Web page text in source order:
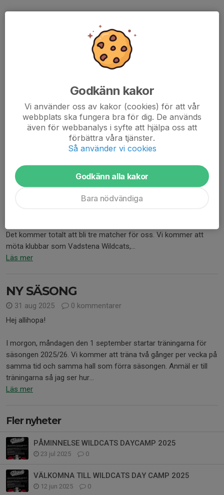
MATCHPREMIÄR I VADSTENA
0 kommentarer
Det kommer totalt att bli tre matcher för oss. Vi kommer att
möta klubbar som Vadstena Wildcats,...
Läs mer
NY SÄSONG
31 aug 2025
0 kommentarer
Hej allihopa!
I morgon, måndagen den 1 september startar träningarna för
säsongen 2025/26. Vi kommer att träna två gånger per vecka på
samma tid och samma hall som förra säsongen. Anmäl er till
träningarna så jag ser hur...
Läs mer
Fler nyheter
PÅMINNELSE WILDCATS DAYCAMP 2025
23 jul 2025 0
VÄLKOMNA TILL WILDCATS DAY CAMP 2025
12 jun 2025 0
Godkänn kakor
Vi använder oss av kakor (cookies) för att vår
webbplats ska fungera bra för dig. De används
även för webbanalys i syfte att hjälpa oss att
förbättra våra tjänster.
Så använder vi cookies
Godkänn alla kakor
Bara nödvändiga